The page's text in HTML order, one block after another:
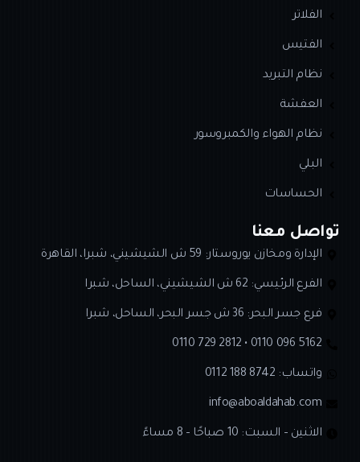
الفلاتر
الفتيس
نظام التبريد
العفشة
نظام الهواء والكمبروسور
البلي
الحساسات
تواصل معنا
الإدارة ومخازن يوروستار: 59 ش الشيشيني، شبرا، القاهرة
الفرع الرئيسي: 62 ش الشيشيني، الساحل، شبرا
فرع جسر البحر: 36 ش جسر البحر، الساحل، شبرا
0110 729 2812 • 0110 096 5162
واتساب:0112 188 8742
info@aboaldahab.com
الاثنين – السبت: 10 صباحًا – 8 مساءً